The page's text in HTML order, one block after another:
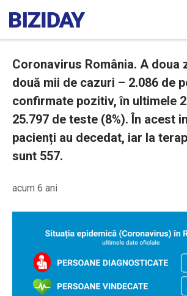
Coronavirus România. A doua
două mii de cazuri – 2.086 de
confirmate pozitiv, în ultimele
25.797 de teste (8%). În acest
pacienți au decedat, iar la
sunt 557.
acum 6 ani